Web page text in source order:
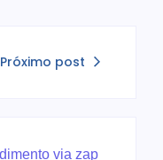
Próximo post